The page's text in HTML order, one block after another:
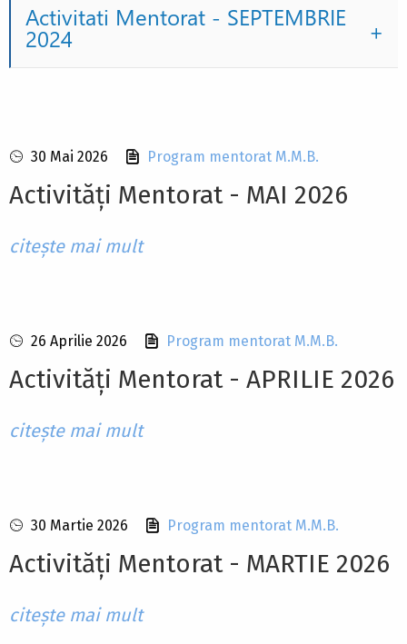
Activitati Mentorat - SEPTEMBRIE
2024
30 Mai 2026 Program mentorat M.M.B.
Activități Mentorat - MAI 2026
citește mai mult
26 Aprilie 2026 Program mentorat M.M.B.
Activități Mentorat - APRILIE 2026
citește mai mult
30 Martie 2026 Program mentorat M.M.B.
Activități Mentorat - MARTIE 2026
citește mai mult